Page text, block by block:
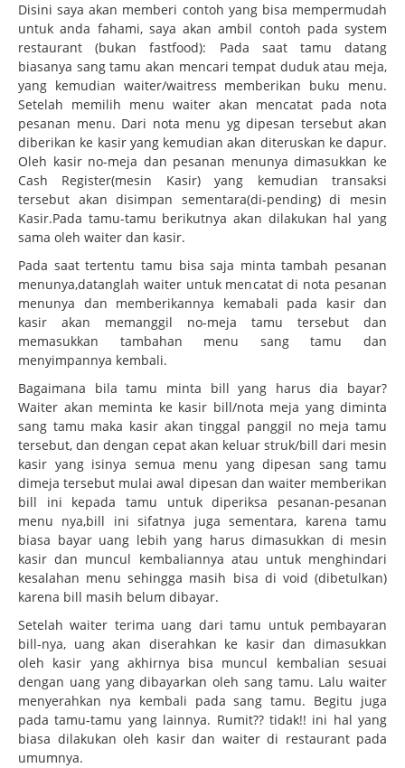
Disini saya akan memberi contoh yang bisa mempermudah
untuk anda fahami, saya akan ambil contoh pada system
restaurant (bukan fastfood): Pada saat tamu datang
biasanya sang tamu akan mencari tempat duduk atau meja,
yang kemudian waiter/waitress memberikan buku menu.
Setelah memilih menu waiter akan mencatat pada nota
pesanan menu. Dari nota menu yg dipesan tersebut akan
diberikan ke kasir yang kemudian akan diteruskan ke dapur.
Oleh kasir no-meja dan pesanan menunya dimasukkan ke
Cash Register(mesin Kasir) yang kemudian transaksi
tersebut akan disimpan sementara(di-pending) di mesin
Kasir.Pada tamu-tamu berikutnya akan dilakukan hal yang
sama oleh waiter dan kasir.
Pada saat tertentu tamu bisa saja minta tambah pesanan
menunya,datanglah waiter untuk mencatat di nota pesanan
menunya dan memberikannya kemabali pada kasir dan
kasir akan memanggil no-meja tamu tersebut dan
memasukkan tambahan menu sang tamu dan
menyimpannya kembali.
Bagaimana bila tamu minta bill yang harus dia bayar?
Waiter akan meminta ke kasir bill/nota meja yang diminta
sang tamu maka kasir akan tinggal panggil no meja tamu
tersebut, dan dengan cepat akan keluar struk/bill dari mesin
kasir yang isinya semua menu yang dipesan sang tamu
dimeja tersebut mulai awal dipesan dan waiter memberikan
bill ini kepada tamu untuk diperiksa pesanan-pesanan
menu nya,bill ini sifatnya juga sementara, karena tamu
biasa bayar uang lebih yang harus dimasukkan di mesin
kasir dan muncul kembaliannya atau untuk menghindari
kesalahan menu sehingga masih bisa di void (dibetulkan)
karena bill masih belum dibayar.
Setelah waiter terima uang dari tamu untuk pembayaran
bill-nya, uang akan diserahkan ke kasir dan dimasukkan
oleh kasir yang akhirnya bisa muncul kembalian sesuai
dengan uang yang dibayarkan oleh sang tamu. Lalu waiter
menyerahkan nya kembali pada sang tamu. Begitu juga
pada tamu-tamu yang lainnya. Rumit?? tidak!! ini hal yang
biasa dilakukan oleh kasir dan waiter di restaurant pada
umumnya.